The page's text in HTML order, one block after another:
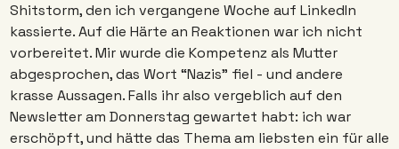
Shitstorm, den ich vergangene Woche auf LinkedIn
kassierte. Auf die Härte an Reaktionen war ich nicht
vorbereitet. Mir wurde die Kompetenz als Mutter
abgesprochen, das Wort “Nazis” fiel - und andere
krasse Aussagen. Falls ihr also vergeblich auf den
Newsletter am Donnerstag gewartet habt: ich war
erschöpft, und hätte das Thema am liebsten ein für alle